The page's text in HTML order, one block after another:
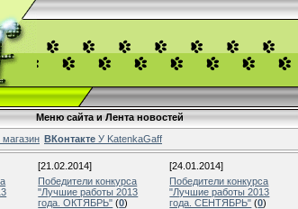
Меню сайта и Лента новостей
ВКонтакте У KatenkaGaff
[21.02.2014]
Победители конкурса
"Лучшие работы 2013
года. ОКТЯБРЬ" (0)
[24.01.2014]
Победители конкурса
"Лучшие работы 2013
года. СЕНТЯБРЬ" (0)